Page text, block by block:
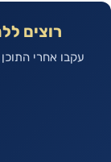
רוצים
עקבו אחרי